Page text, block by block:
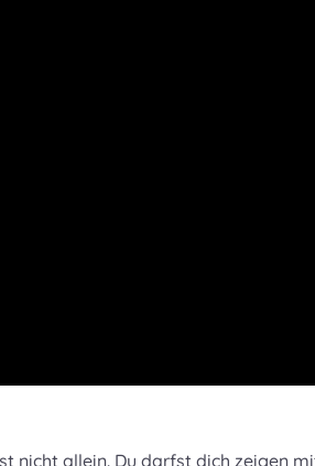
nicht allein. Du darfst dich zeigen